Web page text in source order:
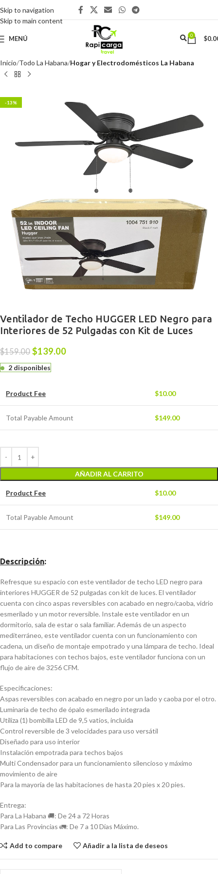
Skip to navigation
Skip to main content
MENÚ 0 $
Inicio Todo La Habana Hogar y Electrodomésticos La Habana
-13%
Ventilador de Techo HUGGER LED Negro para
Interiores de 52 Pulgadas con Kit de Luces
$159.00 $139.00
2 disponibles
Product Fee $10.00
Total Payable Amount $149.00
AÑADIR AL CARRITO
Product Fee $10.00
Total Payable Amount $149.00
Descripción:
Refresque su espacio con este ventilador de techo LED negro para
interiores HUGGER de 52 pulgadas con kit de luces. El ventilador
cuenta con cinco aspas reversibles con acabado en negro/caoba, vidrio
esmerilado y un motor reversible. Instale este ventilador en un
dormitorio, sala de estar o sala familiar. Además de un aspecto
mediterráneo, este ventilador cuenta con un funcionamiento con
cadena, un diseño de montaje empotrado y una lámpara de techo. Ideal
para habitaciones con techos bajos, este ventilador funciona con un
flujo de aire de 3256 CFM.
Especificaciones:
Aspas reversibles con acabado en negro por un lado y caoba por el otro.
Luminaria de techo de ópalo esmerilado integrada
Utiliza (1) bombilla LED de 9,5 vatios, incluida
Control reversible de 3 velocidades para uso versátil
Diseñado para uso interior
Instalación empotrada para techos bajos
Multi Condensador para un funcionamiento silencioso y máximo
movimiento de aire
Para la mayoría de las habitaciones de hasta 20 pies x 20 pies.
Entrega:
Para La Habana 🚚: De 24 a 72 Horas
Para Las Provincias 🚛: De 7 a 10 Días Máximo.
Add to compare Añadir a la lista de deseos